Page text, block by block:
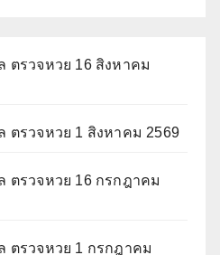
ตรวจหวย 16 สิงหาคม
ตรวจหวย 1 สิงหาคม 2569
ตรวจหวย 16 กรกฎาคม
ตรวจหวย 1 กรกฎาคม